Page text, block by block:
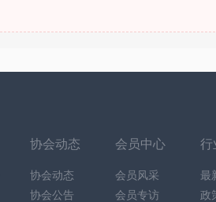
协会动态
协会动态
协会公告
会员中心
会员风采
会员专访
行
最
政